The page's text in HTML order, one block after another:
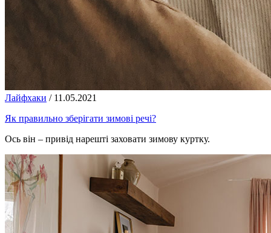
Лайфхаки / 11.05.2021
Як правильно зберігати зимові речі?
Ось він – привід нарешті заховати зимову куртку.